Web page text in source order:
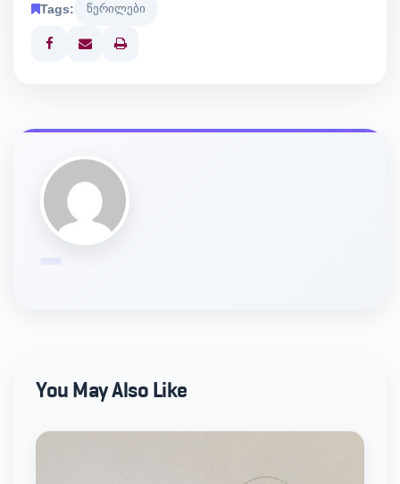
Tags: წერილები
Print
You May Also Like